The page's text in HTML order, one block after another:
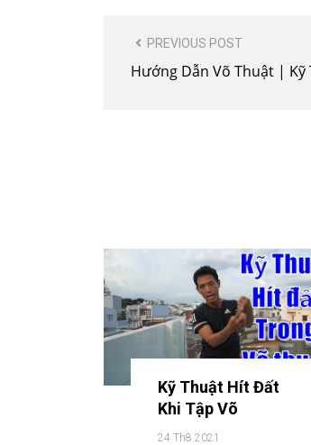
NAVIGATION
PREVIOUS POST
Hướng Dẫn Võ Thuật |
Kỹ Thuật Hít Đất
Khi Tập Võ
24 Th8 2021